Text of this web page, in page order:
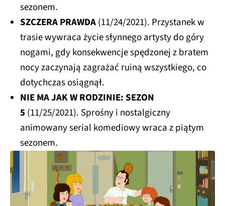
sezonem.
SZCZERA PRAWDA(11/24/2021). Przystanek w
trasie wywraca życie słynnego artysty do góry
nogami, gdy konsekwencje spędzonej z bratem
nocy zaczynają zagrażać ruiną wszystkiego, co
dotychczas osiągnął.
NIE MA JAK W RODZINIE: SEZON
5 (11/25/2021). Sprośny i nostalgiczny
animowany serial komediowy wraca z piątym
sezonem.